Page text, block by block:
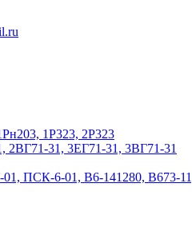
1Р323, 2Р323
2ВГ71-31, 3EГ71-31, 3BГ71-31
ПСК-6-01, В6-141280, В673-